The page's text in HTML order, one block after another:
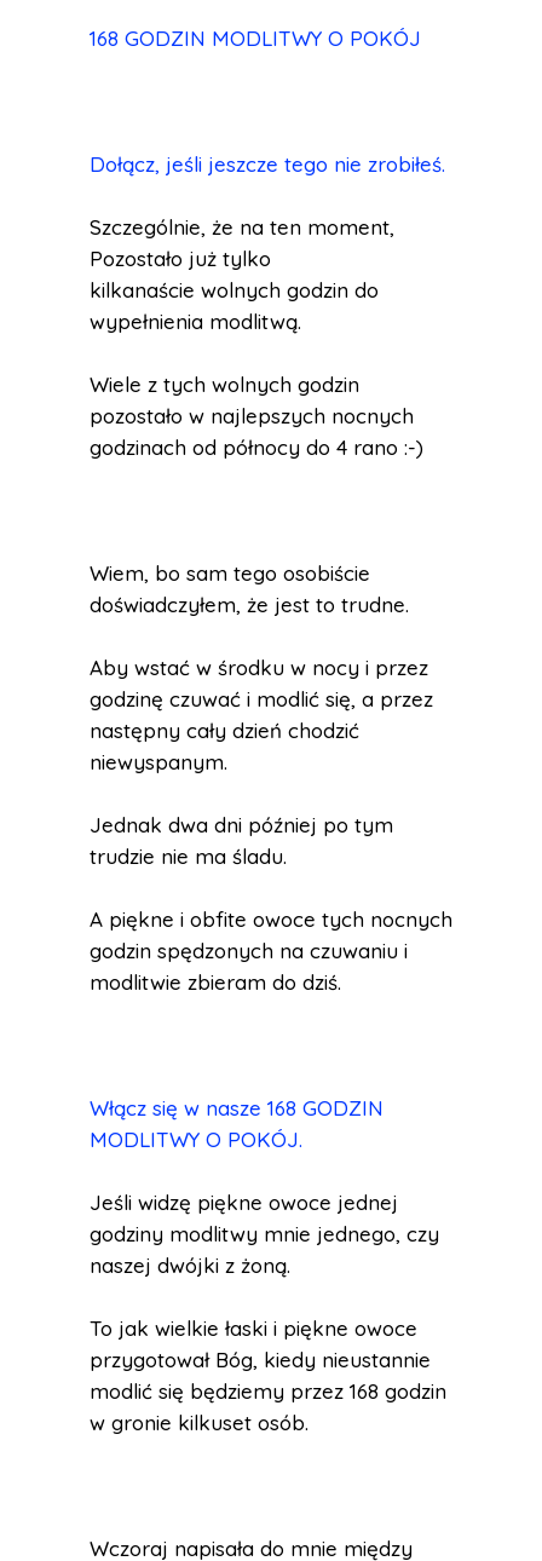
168 GODZIN MODLITWY O POKÓJ
Dołącz, jeśli jeszcze tego nie zrobiłeś.
Szczególnie, że na ten moment,
Pozostało już tylko
kilkanaście wolnych godzin do
wypełnienia modlitwą.
Wiele z tych wolnych godzin
pozostało w najlepszych nocnych
godzinach od północy do 4 rano :-)
Wiem, bo sam tego osobiście
doświadczyłem, że jest to trudne.
Aby wstać w środku w nocy i przez
godzinę czuwać i modlić się, a przez
następny cały dzień chodzić
niewyspanym.
Jednak dwa dni później po tym
trudzie nie ma śladu.
A piękne i obfite owoce tych nocnych
godzin spędzonych na czuwaniu i
modlitwie zbieram do dziś.
Włącz się w nasze 168 GODZIN
MODLITWY O POKÓJ.
Jeśli widzę piękne owoce jednej
godziny modlitwy mnie jednego, czy
naszej dwójki z żoną.
To jak wielkie łaski i piękne owoce
przygotował Bóg, kiedy nieustannie
modlić się będziemy przez 168 godzin
w gronie kilkuset osób.
Wczoraj napisała do mnie między